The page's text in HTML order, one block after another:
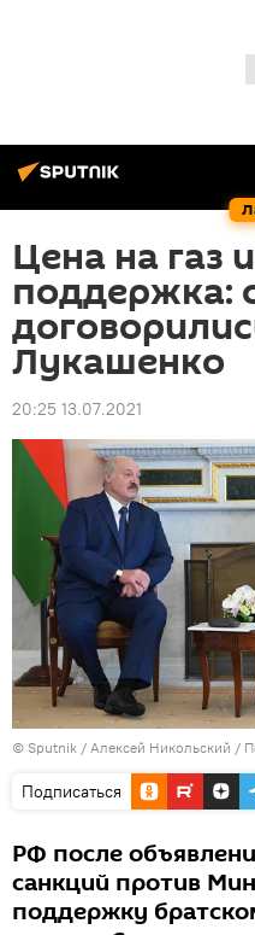
Цена на газ
поддержка:
Лукашенко
20:25 13.07.2021
© Sputnik / Алексей Никольский /
Подписаться
РФ после
санкций против
поддержку